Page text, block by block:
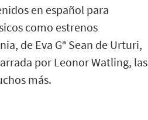
en español para
como estrenos
de Eva Gª Sean de Urturi,
por Leonor Watling, las
más.